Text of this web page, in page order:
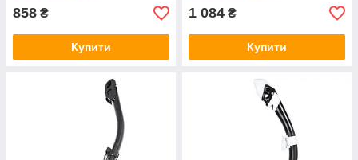
858 ₴
Купити
1 084 ₴
Купити